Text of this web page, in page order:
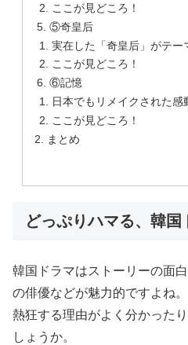
ここが見どころ！
⑤奇皇后
実在した「奇皇后」がテー
ここが見どころ！
⑥記憶
日本でもリメイクされた感
ここが見どころ！
まとめ
どっぷりハマる、韓
韓国ドラマはストーリーの面
の俳優などが魅力的ですよね
熱狂する理由がよく分かった
しょうか。